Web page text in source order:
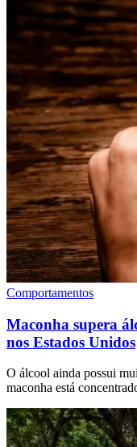
Comportamentos
Maconha supera
nos Estados Unidos
O álcool ainda possui
maconha está